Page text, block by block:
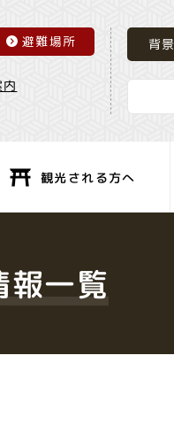
避難場所 背
観光される方へ
報一覧